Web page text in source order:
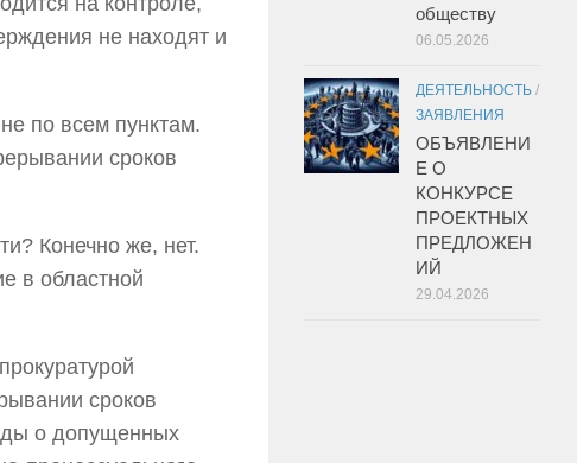
не находят и
по всем пунктам.
сроков
Конечно же, нет.
в областной
сроков
о допущенных
обществу
06.05.2026
ДЕЯТЕЛЬНОСТЬ /
ЗАЯВЛЕНИЯ
ОБЪЯВЛЕНИ
Е О
КОНКУРСЕ
ПРОЕКТНЫХ
ПРЕДЛОЖЕН
ИЙ
29.04.2026